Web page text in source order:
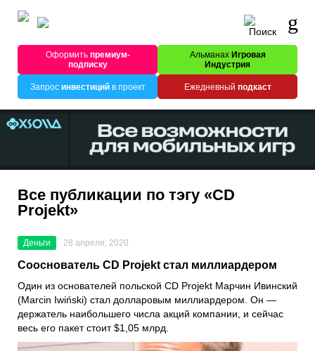
Оформитьпремиум-
подписку
Альманах Игровая
Индустрия
Запрос инвестицийв проект Ежедневный подкаст
Все публикации по тэгу «CD
Projekt»
Деньги 28 апреля, 2020
Сооснователь CD Projekt стал миллиардером
Один из основателей польской CD Projekt Марчин Ивинский
(Marcin Iwiński) стал долларовым миллиардером. Он —
держатель наибольшего числа акций компании, и сейчас
весь его пакет стоит $1,05 млрд.